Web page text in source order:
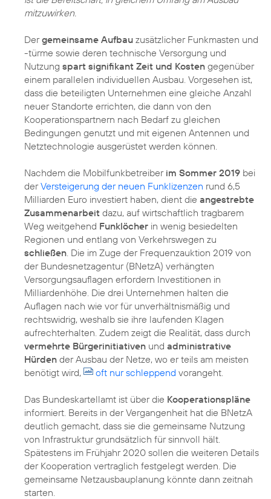
mitzuwirken.
Dergemeinsame Aufbau zusätzlicher Funkmasten und
-türme sowie deren technische Versorgung und
Nutzung spart signifikant Zeit und Kosten gegenüber
einem parallelen individuellen Ausbau. Vorgesehen ist,
dass die beteiligten Unternehmen eine gleiche Anzahl
neuer Standorte errichten, die dann von den
Kooperationspartnern nach Bedarf zu gleichen
Bedingungen genutzt und mit eigenen Antennen und
Netztechnologie ausgerüstet werden können.
Nachdem die Mobilfunkbetreiber im Sommer 2019 bei
derVersteigerung der neuen Funklizenzen rund 6,5
Milliarden Euro investiert haben, dient die angestrebte
Zusammenarbeit dazu, auf wirtschaftlich tragbarem
Weg weitgehend Funklöcher in wenig besiedelten
Regionen und entlang von Verkehrswegen zu
schließen . Die im Zuge der Frequenzauktion 2019 von
der Bundesnetzagentur (BNetzA) verhängten
Versorgungsauflagen erfordern Investitionen in
Milliardenhöhe. Die drei Unternehmen halten die
Auflagen nach wie vor für unverhältnismäßig und
rechtswidrig, weshalb sie ihre laufenden Klagen
aufrechterhalten. Zudem zeigt die Realität, dass durch
vermehrte Bürgerinitiativen und administrative
Hürden der Ausbau der Netze, wo er teils am meisten
benötigt wird,
oft nur schleppend vorangeht.
Das Bundeskartellamt ist über die Kooperationspläne
informiert. Bereits in der Vergangenheit hat die BNetzA
deutlich gemacht, dass sie die gemeinsame Nutzung
von Infrastruktur grundsätzlich für sinnvoll hält.
Spätestens im Frühjahr 2020 sollen die weiteren Details
der Kooperation vertraglich festgelegt werden. Die
gemeinsame Netzausbauplanung könnte dann zeitnah
starten.